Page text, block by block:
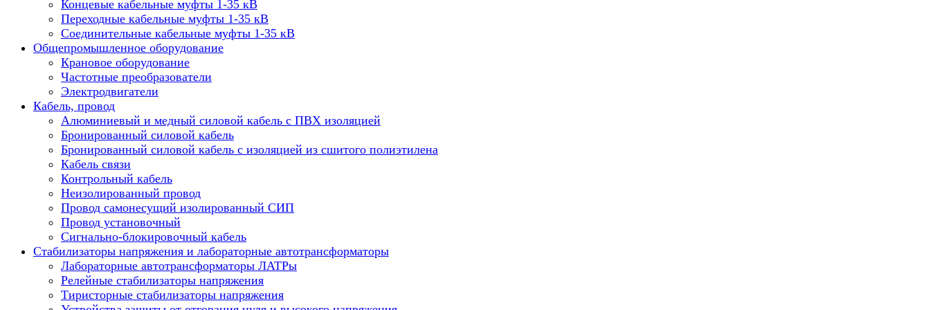
Концевые кабельные муфты 1-35 кВ
Переходные кабельные муфты 1-35 кВ
Соединительные кабельные муфты 1-35 кВ
Общепромышленное оборудование
Крановое оборудование
Частотные преобразователи
Электродвигатели
Кабель, провод
Алюминиевый и медный силовой кабель с ПВХ изоляцией
Бронированный силовой кабель
Бронированный силовой кабель с изоляцией из сшитого полиэтилена
Кабель связи
Контрольный кабель
Неизолированный провод
Провод самонесущий изолированный СИП
Провод установочный
Сигнально-блокировочный кабель
Стабилизаторы напряжения и лабораторные автотрансформаторы
Лабораторные автотрансформаторы ЛАТРы
Релейные стабилизаторы напряжения
Тиристорные стабилизаторы напряжения